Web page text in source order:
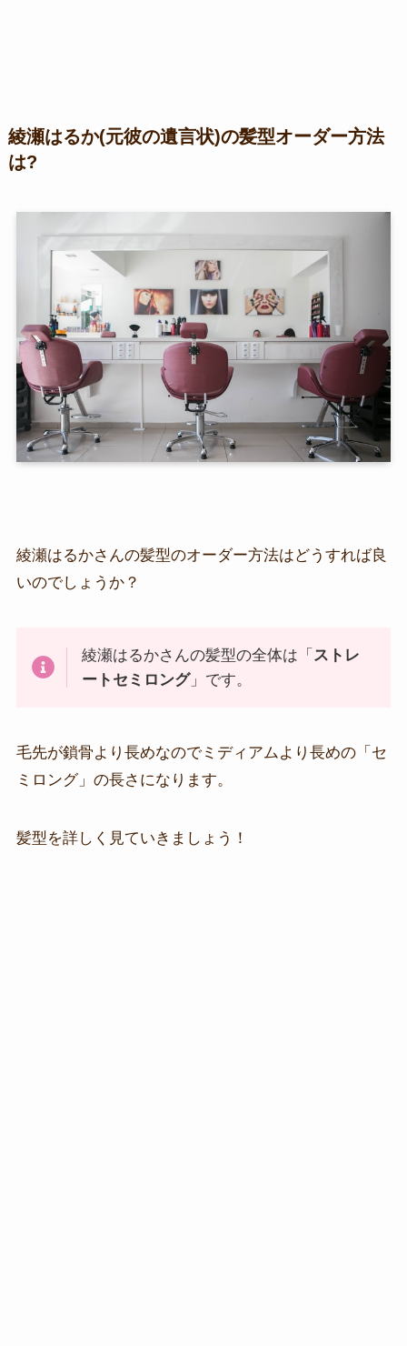
綾瀬はるか(元彼の遺言状)の髪型オーダー方法
は?
綾瀬はるかさんの髪型のオーダー方法はどうすれば良
いのでしょうか？
綾瀬はるかさんの髪型の全体は「 ストレ
ートセミロング」です。
毛先が鎖骨より長めなのでミディアムより長めの「セ
ミロング」の長さになります。
髪型を詳しく見ていきましょう！